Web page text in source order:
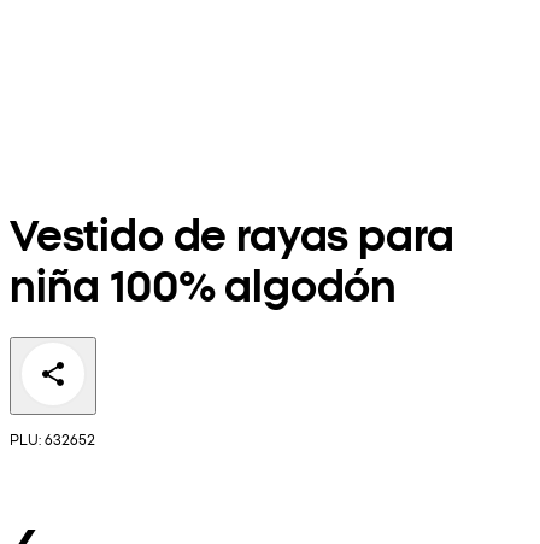
Vestido de rayas para
niña 100% algodón
PLU: 632652